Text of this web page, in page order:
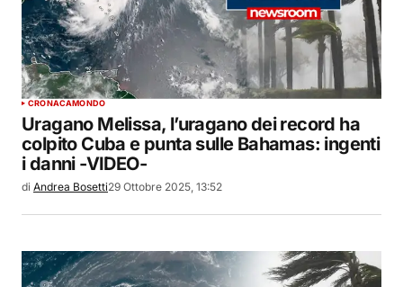
CRONACAMONDO
Uragano Melissa, l’uragano dei record ha
colpito Cuba e punta sulle Bahamas: ingenti
i danni -VIDEO-
di Andrea Bosetti29 Ottobre 2025, 13:52